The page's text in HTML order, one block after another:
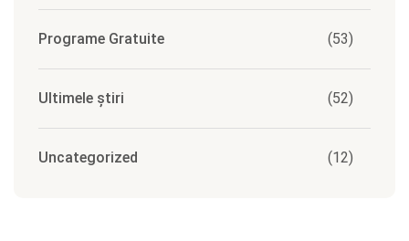
Programe Gratuite (53)
Ultimele știri (52)
Uncategorized (12)